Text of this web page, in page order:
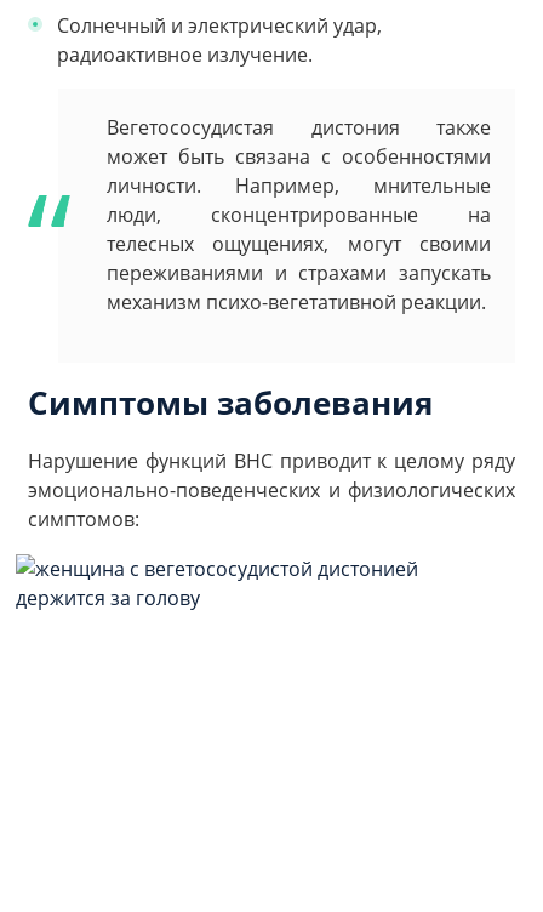
Солнечный и электрический удар,
радиоактивное излучение.
Вегетососудистая дистония также
может быть связана с особенностями
личности. Например, мнительные
люди, сконцентрированные на
телесных ощущениях, могут своими
переживаниями и страхами запускать
механизм психо-вегетативной реакции.
Симптомы заболевания
Нарушение функций ВНС приводит к целому ряду
эмоционально-поведенческих и физиологических
симптомов: